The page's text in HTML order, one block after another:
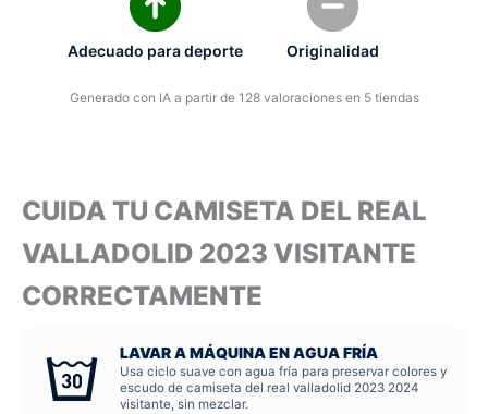
Adecuado para deporte Originalidad
Generado con IA a partir de 128 valoraciones en 5 tiendas
CUIDA TU CAMISETA DEL REAL
VALLADOLID 2023 VISITANTE
CORRECTAMENTE
LAVAR A MÁQUINA EN AGUA FRÍA
Usa ciclo suave con agua fría para preservar colores y
escudo de camiseta del real valladolid 2023 2024
visitante, sin mezclar.